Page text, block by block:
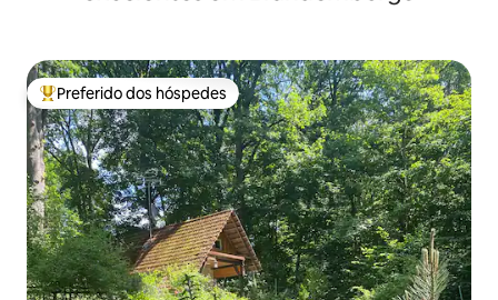
Entre os melhores preferidos dos hóspedes
Preferido dos hóspedes